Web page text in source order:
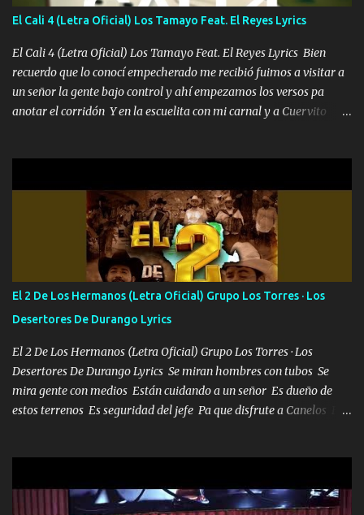
también la nueve que cargo al lado doy la mano al que su amigo y
al traicionero damos pa abajo Y No me paran aquí hay pa más
pues hay charola les voy a dar hasta topar pues no hay de otra...
El Cali 4 (Letra Oficial) Los Tamayo Feat. El Reyes Lyrics
El Cali 4 (Letra Oficial) Los Tamayo Feat. El Reyes Lyrics Bien
recuerdo que lo conocí empecherado me recibió fuimos a visitar a
un señor la gente bajo control y ahí empezamos los versos pa
anotar el corridón Y en la escuelita con mi carnal y a Cuervito
camisa es color Verde y peleam0s la Bandera por todita a la ciudad
con los drones patrullando la Frontera De Tijuana Bulevares
Bellas Artes me ve en las blancas ya hace falta mi APA FLACO
verde se le extraña pa que sepan Aquí Pura GENTE DE LA RANA 🐸
POR CLAVE ES EL CALI 4 EN LA CIUDAD TIJUANA Música Al
tirante andamos mi carnal atento a cualquier necesidad no porque
se ve limpio el camino nos confiamos al andar y nunca con la
misma piedra me vuelvo a tropezar Cuando ando de enamorado
en corto me tiró a per...
El 2 De Los Hermanos (Letra Oficial) Grupo Los Torres · Los
Desertores De Durango Lyrics
El 2 De Los Hermanos (Letra Oficial) Grupo Los Torres · Los
Desertores De Durango Lyrics Se miran hombres con tubos Se
mira gente con medios Están cuidando a un señor Es dueño de
estos terrenos Es seguridad del jefe Pa que disfrute a Canelos Es
ni tampoco las mujeres porque es platica de grandes por eso hay
que estar alegres doy las instrucciones para atender los deberes